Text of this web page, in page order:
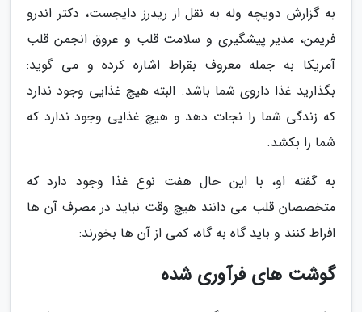
به گزارش دویچه وله به نقل از ریدرز دایجست، دکتر اندرو
فریمن، مدیر پیشگیری و سلامت قلب و عروق انجمن قلب
آمریکا به جمله معروف بقراط اشاره کرده و می گوید:
بگذارید غذا داروی شما باشد. البته هیچ غذایی وجود ندارد
که زندگی شما را نجات دهد و هیچ غذایی وجود ندارد که
شما را بکشد.
به گفته او، با این حال هفت نوع غذا وجود دارد که
متخصصان قلب می دانند هیچ وقت نباید در مصرف آن ها
افراط کنند و باید گاه به گاه، کمی از آن ها بخورند:
گوشت های فرآوری شده